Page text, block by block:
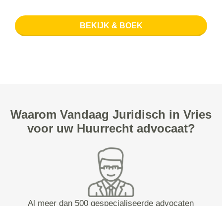
BEKIJK & BOEK
Waarom Vandaag Juridisch in Vries
voor uw Huurrecht advocaat?
Al meer dan 500 gespecialiseerde advocaten